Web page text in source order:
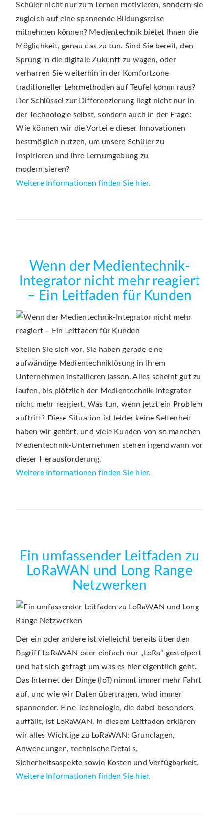
Schüler nicht nur zum Lernen motivieren, sondern sie
zugleich auf eine spannende Bildungsreise
mitnehmen können? Medientechnik bietet Ihnen die
Möglichkeit, genau das zu tun. Sind Sie bereit, den
Sprung in die digitale Zukunft zu wagen, oder
verharren Sie weiterhin in der Komfortzone
traditioneller Lehrmethoden auf Teufel komm raus?
Der Schlüssel zur Differenzierung liegt nicht nur in
der Technologie selbst, sondern auch in der Frage:
Wie können wir die Vorteile dieser Innovationen
bestmöglich nutzen, um unsere Schüler zu
inspirieren und ihre Lernumgebung zu
modernisieren?
Weitere Informationen finden Sie hier.
Wenn der Medientechnik-
Integrator nicht mehr reagiert
– Ein Leitfaden für Kunden
Stellen Sie sich vor, Sie haben gerade eine
aufwändige Medientechniklösung in Ihrem
Unternehmen installieren lassen. Alles scheint gut zu
laufen, bis plötzlich der Medientechnik-Integrator
nicht mehr reagiert. Was tun, wenn jetzt ein Problem
auftritt? Diese Situation ist leider keine Seltenheit
haben wir gehört, und viele Kunden von so manchen
Medientechnik-Unternehmen stehen irgendwann vor
dieser Herausforderung.
Weitere Informationen finden Sie hier.
Ein umfassender Leitfaden zu
LoRaWAN und Long Range
Netzwerken
Der ein oder andere ist vielleicht bereits über den
Begriff LoRaWAN oder einfach nur „LoRa“ gestolpert
und hat sich gefragt um was es hier eigentlich geht.
Das Internet der Dinge (IoT) nimmt immer mehr Fahrt
auf, und wie wir Daten übertragen, wird immer
spannender. Eine Technologie, die dabei besonders
auffällt, ist LoRaWAN. In diesem Leitfaden erklären
wir alles Wichtige zu LoRaWAN: Grundlagen,
Anwendungen, technische Details,
Sicherheitsaspekte sowie Kosten und Verfügbarkeit.
Weitere Informationen finden Sie hier.